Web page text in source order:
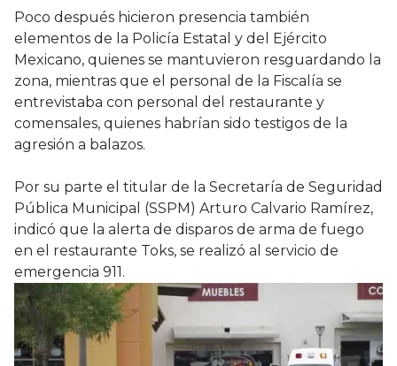
Poco después hicieron presencia también
elementos de la Policía Estatal y del Ejército
Mexicano, quienes se mantuvieron resguardando la
zona, mientras que el personal de la Fiscalía se
entrevistaba con personal del restaurante y
comensales, quienes habrían sido testigos de la
agresión a balazos.
Por su parte el titular de la Secretaría de Seguridad
Pública Municipal (SSPM) Arturo Calvario Ramírez,
indicó que la alerta de disparos de arma de fuego
en el restaurante Toks, se realizó al servicio de
emergencia 911.